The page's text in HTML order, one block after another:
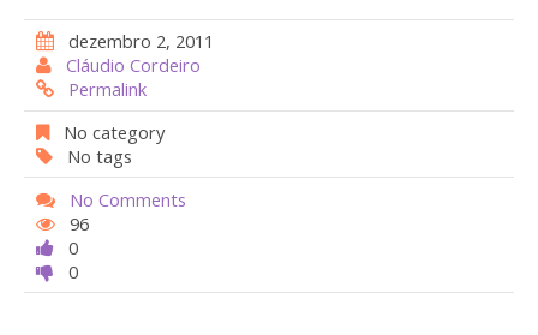
e
b
o
o
k
at
s
A
p
p
itt
er
er
st
dezembro 2, 2011
Cláudio Cordeiro
Permalink
No category
No tags
No Comments
96
0
0